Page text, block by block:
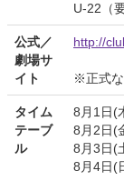
U-22（
公式／
劇場サ
イト
http://
※正式な
タイム
テーブ
ル
8月1日(
8月2日(
8月3日(
8月4日(